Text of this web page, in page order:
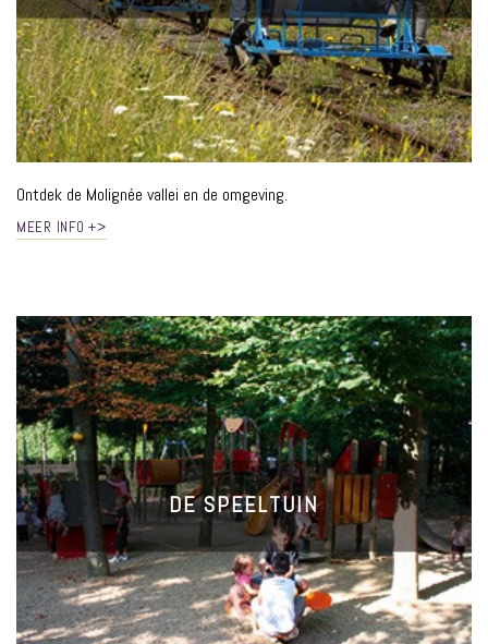
Ontdek de Molignée vallei en de omgeving.
MEER INFO +>
DE SPEELTUIN